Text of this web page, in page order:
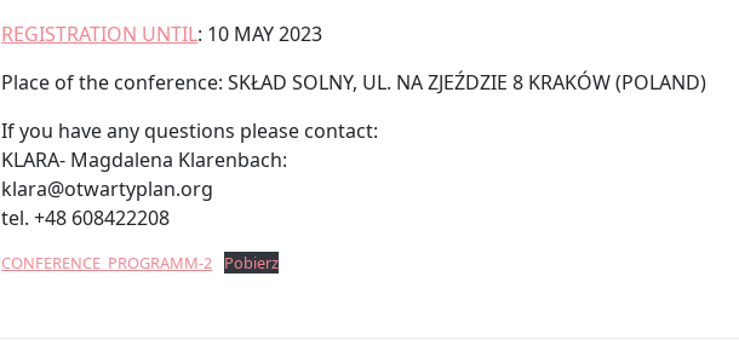
REGISTRATION UNTIL: 10 MAY 2023
Place of the conference: SKŁAD SOLNY, UL. NA ZJEŹDZIE 8 KRAKÓW (POLAND)
If you have any questions please contact:
KLARA- Magdalena Klarenbach:
klara@otwartyplan.org
tel. +48 608422208
CONFERENCE_PROGRAMM-2 Pobierz